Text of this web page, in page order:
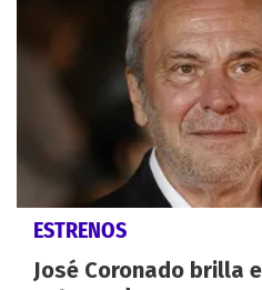
ESTRENOS
José Coronado brilla